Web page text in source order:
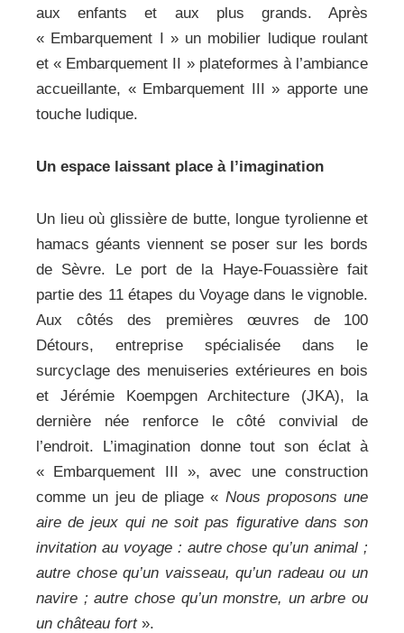
aux enfants et aux plus grands. Après
« Embarquement I » un mobilier ludique roulant
et « Embarquement II » plateformes à l’ambiance
accueillante, « Embarquement III » apporte une
touche ludique.
Un espace laissant place à l’imagination
Un lieu où glissière de butte, longue tyrolienne et
hamacs géants viennent se poser sur les bords
de Sèvre. Le port de la Haye-Fouassière fait
partie des 11 étapes du Voyage dans le vignoble.
Aux côtés des premières œuvres de 100
Détours, entreprise spécialisée dans le
surcyclage des menuiseries extérieures en bois
et Jérémie Koempgen Architecture (JKA), la
dernière née renforce le côté convivial de
l’endroit. L’imagination donne tout son éclat à
« Embarquement III », avec une construction
comme un jeu de pliage « Nous proposons une
aire de jeux qui ne soit pas figurative dans son
invitation au voyage : autre chose qu’un animal ;
autre chose qu’un vaisseau, qu’un radeau ou un
navire ; autre chose qu’un monstre, un arbre ou
un château fort ».